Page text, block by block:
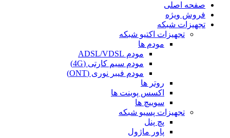
صفحه اصلی
فروش ویژه
تجهیزات شبکه
تجهیزات اکتیو شبکه
مودم ها
مودم ADSL/VDSL
مودم سیم کارتی (4G)
مودم فیبر نوری (ONT)
روتر ها
اکسس پوینت ها
سوییچ ها
تجهیزات پسیو شبکه
پچ پنل
پاور ماژول